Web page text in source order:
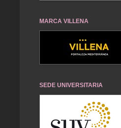
MARCA VILLENA
SEDE UNIVERSITARIA